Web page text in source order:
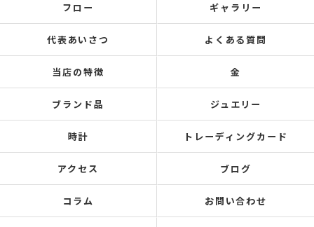
フロー ギャラリー
代表あいさつ よくある質問
当店の特徴 金
ブランド品 ジュエリー
時計 トレーディングカード
アクセス ブログ
コラム お問い合わせ